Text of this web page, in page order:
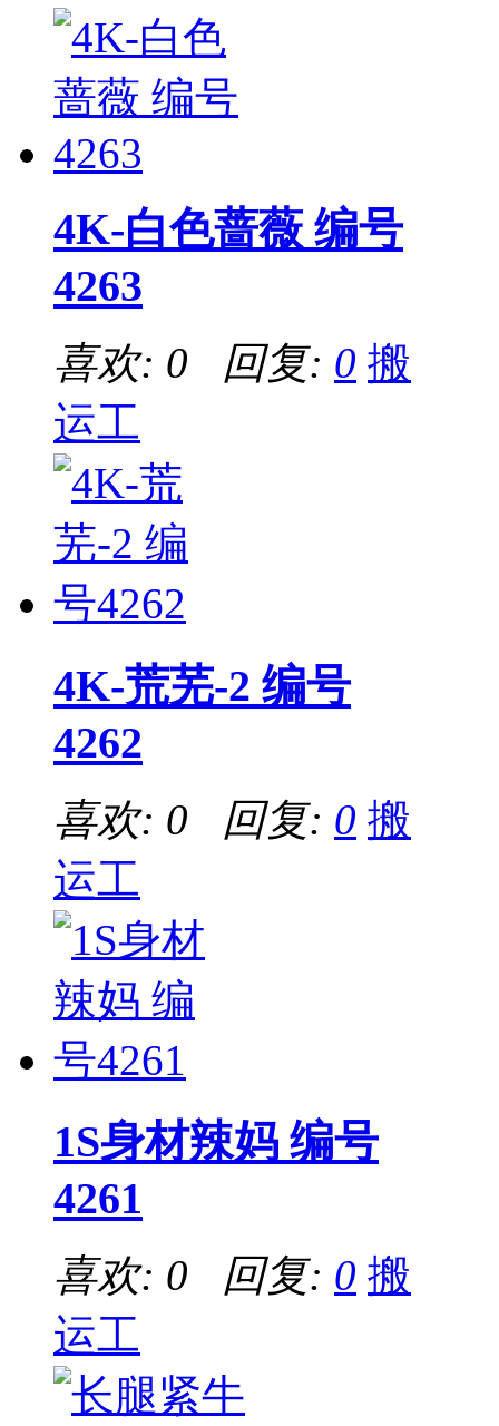
4K-白色蔷薇 编号
4263
喜欢: 0 回复: 0 搬
运工
4K-荒芜-2 编号
4262
喜欢: 0 回复: 0 搬
运工
1S身材辣妈 编号
4261
喜欢: 0 回复: 0 搬
运工